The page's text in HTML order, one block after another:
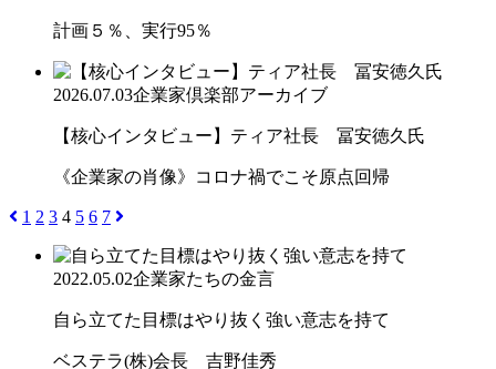
計画５％、実行95％
2026.07.03企業家倶楽部アーカイブ
【核心インタビュー】ティア社長 冨安徳久氏
《企業家の肖像》コロナ禍でこそ原点回帰
1 2 3 4 5 6 7
2022.05.02企業家たちの金言
自ら立てた目標はやり抜く強い意志を持て
ベステラ(株)会長 吉野佳秀